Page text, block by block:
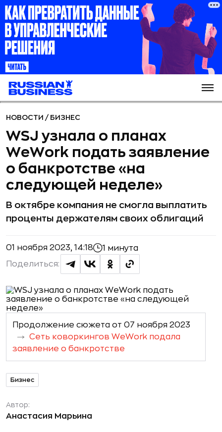
НОВОСТИ / БИЗНЕС
WSJ узнала о планах
WeWork подать заявление
о банкротстве «на
следующей неделе»
В октябре компания не смогла выплатить
проценты держателям своих облигаций
01 ноября 2023, 14:18 1 минута
Поделиться:
Продолжение сюжета от 07 ноября 2023
Сеть коворкингов WeWork подала
заявление о банкротстве
Бизнес
Автор:
Анастасия Марьина